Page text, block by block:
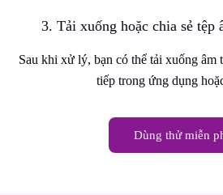
3. Tải xuống hoặc chia sẻ tệp
Sau khi xử lý, bạn có thể tải xuống âm
tiếp trong ứng dụng
Dùng thử miễn